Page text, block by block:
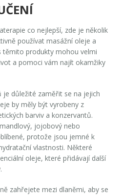
co nejlepší, zde je několik
používatmasážní oleje a
těmito produkty mohou velmi
a pomoci vám najít okamžiky
je důležité zaměřit se na jejich
by měly být vyrobeny z
barviv a konzervantů.
jojobový nebo
protože jsou jemné k
vlastnosti. Některé
oleje, které přidávají další
zahřejete mezi dlaněmi, aby se